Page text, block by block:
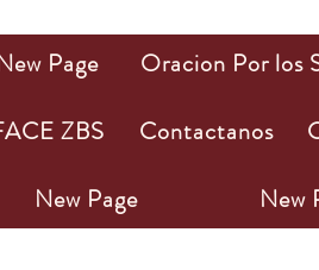
Page Oracion Por los
ZBS
Contactanos
New Page
New